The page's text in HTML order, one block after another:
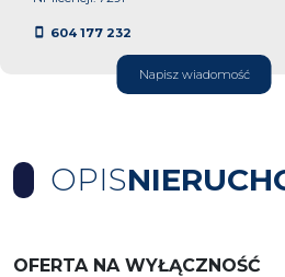
604 177 232
Napisz wiadomość
OPIS
OFERTA NA WYŁĄCZNOŚĆ